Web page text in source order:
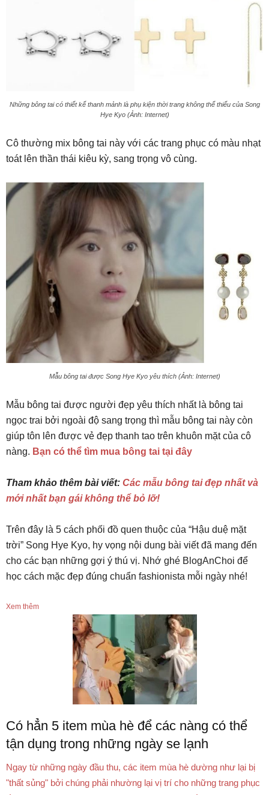
Những bông tai có thiết kế thanh mảnh là phụ kiện thời trang không thể thiếu của Song
Hye Kyo (Ảnh: Internet)
Cô thường mix bông tai này với các trang phục có màu nhạt
toát lên thần thái kiêu kỳ, sang trọng vô cùng.
Mẫu bông tai được Song Hye Kyo yêu thích (Ảnh: Internet)
Mẫu bông tai được người đẹp yêu thích nhất là bông tai
ngọc trai bởi ngoài độ sang trọng thì mẫu bông tai này còn
giúp tôn lên được vẻ đẹp thanh tao trên khuôn mặt của cô
nàng. Bạn có thể tìm mua bông tai tại đây
Tham khảo thêm bài viết: Các mẫu bông tai đẹp nhất và
mới nhất bạn gái không thể bỏ lỡ!
Trên đây là 5 cách phối đồ quen thuộc của “Hậu duệ mặt
trời” Song Hye Kyo, hy vọng nội dung bài viết đã mang đến
cho các bạn những gợi ý thú vị. Nhớ ghé BlogAnChoi để
học cách mặc đẹp đúng chuẩn fashionista mỗi ngày nhé!
Xem thêm
Có hẳn 5 item mùa hè để các nàng có thể
tận dụng trong những ngày se lạnh
Ngay từ những ngày đầu thu, các item mùa hè dường như lại bị
"thất sủng" bởi chúng phải nhường lại vị trí cho những trang phục